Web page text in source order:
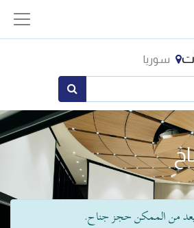
سوريا
يعد من الممكن حجز جناح.